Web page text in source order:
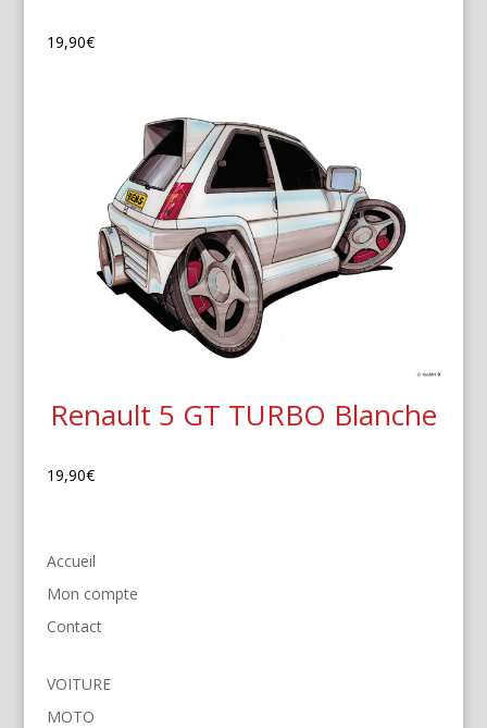
19,90€
Renault 5 GT TURBO Blanche
19,90€
Accueil
Mon compte
Contact
VOITURE
MOTO